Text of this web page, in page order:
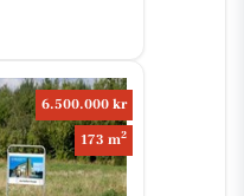
6.500.000 kr
173 m2